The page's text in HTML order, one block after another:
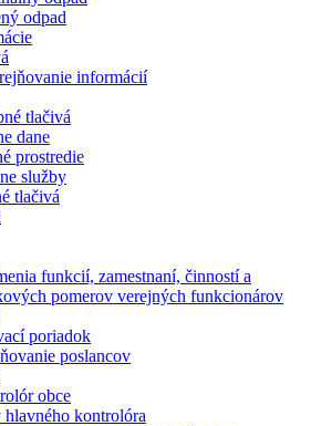
odpad
informácií
tlačivá
dane
prostredie
služby
tlačivá
funkcií, zamestnaní, činností a
pomerov verejných funkcionárov
poriadok
poslancov
obce
kontrolóra